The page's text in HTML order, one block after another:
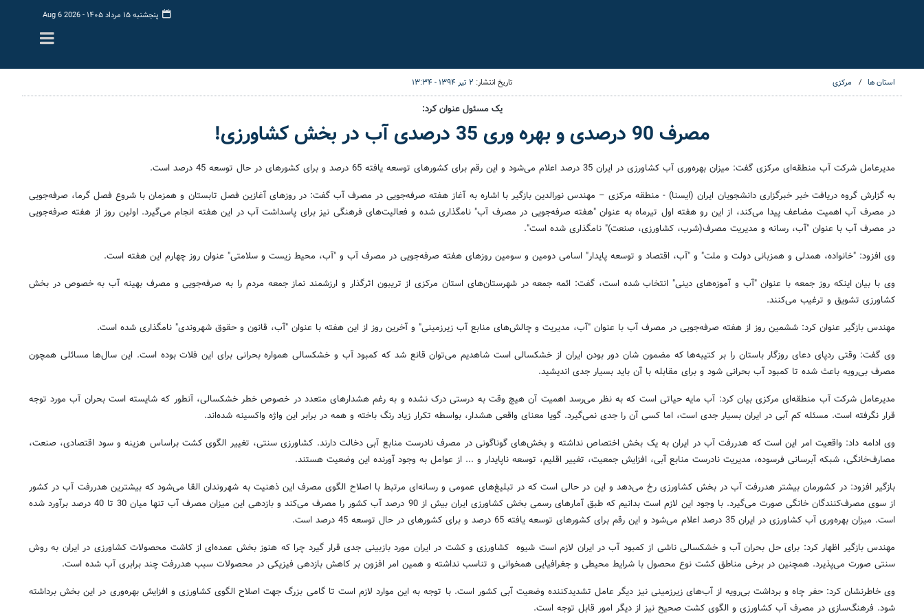
پنجشنبه ۱۵ مرداد ۱۴۰۵ - Aug 6 2026
استان ها مرکزی تاریخ انتشار: ۲ تیر ۱۳۹۴ - ۱۳:۳۴
یک مسئول عنوان کرد:
مصرف 90 درصدی و بهره وری 35 درصدی آب در بخش کشاورزی!
مدیرعامل شرکت آب منطقه‌ای مرکزی گفت: میزان بهره‌وری آب کشاورزی در ایران 35 درصد اعلام می‌شود و این رقم برای کشورهای توسعه یافته 65 درصد و برای کشورهای در حال توسعه 45 درصد است.
به گزارش گروه دریافت خبرخبرگزاری دانشجویان ایران (ایسنا) - منطقه مرکزی – مهندس نورالدین بازگیر با اشاره به آغاز هفته صرفه‌جویی در مصرف آب گفت: در روزهای آغازین فصل تابستان و همزمان با شروع فصل گرما، صرفه‌جویی
در مصرف آب اهمیت مضاعف پیدا می‌کند، از این رو هفته اول تیرماه به عنوان "هفته صرفه‌جویی در مصرف آب" نامگذاری شده و فعالیت‌های فرهنگی نیز برای پاسداشت آب در این هفته انجام می‌گیرد. اولین روز از هفته صرفه‌جویی
در مصرف آب با عنوان "آب، رسانه و مدیریت مصرف(شرب، کشاورزی، صنعت)" نامگذاری شده است".
وی افزود: "خانواده، همدلی و همزبانی دولت و ملت" و "آب، اقتصاد و توسعه پایدار" اسامی دومین و سومین روزهای هفته صرفه‌جویی در مصرف آب و "آب، محیط زیست و سلامتی" عنوان روز چهارم این هفته است.
وی با بیان اینکه روز جمعه با عنوان "آب و آموزه‌های دینی" انتخاب شده است، گفت: ائمه جمعه در شهرستان‌های استان مرکزی از تریبون اثرگذار و ارزشمند نماز جمعه مردم را به صرفه‌جویی و مصرف بهینه آب به خصوص در بخش
کشاورزی تشویق و ترغیب می‌کنند.
مهندس بازگیر عنوان کرد: ششمین روز از هفته صرفه‌جویی در مصرف آب با عنوان "آب، مدیریت و چالش‌های منابع آب زیرزمینی" و آخرین روز از این هفته با عنوان "آب، قانون و حقوق شهروندی" نامگذاری شده است.
وی گفت: وقتی ردپای دعای روزگار باستان را بر کتیبه‌ها که مضمون شان دور بودن ایران از خشکسالی است شاهدیم می‌توان قانع شد که کمبود آب و خشکسالی همواره بحرانی برای این فلات بوده است. این سال‌ها مسائلی همچون
مصرف بی‌رویه باعث شده تا کمبود آب بحرانی شود و برای مقابله با آن باید بسیار جدی اندیشید.
مدیرعامل شرکت آب منطقه‌ای مرکزی بیان کرد: آب مایه حیاتی است که به نظر می‌رسد اهمیت آن هیچ وقت به درستی درک نشده و به رغم هشدارهای متعدد در خصوص خطر خشکسالی، آنطور که شایسته است بحران آب مورد توجه
قرار نگرفته است. مسئله کم آبی در ایران بسیار جدی است، اما کسی آن را جدی نمی‌گیرد. گویا معنای واقعی هشدار، بواسطه تکرار زیاد رنگ باخته و همه در برابر این واژه واکسینه شده‌اند.
وی ادامه داد: واقعیت امر این است که هدررفت آب در ایران به یک بخش اختصاص نداشته و بخش‌های گوناگونی در مصرف نادرست منابع آبی دخالت دارند. کشاورزی سنتی، تغییر الگوی کشت براساس هزینه و سود اقتصادی، صنعت،
مصارف‌خانگی، شبکه آبرسانی فرسوده، مدیریت نادرست منابع آبی، افزایش جمعیت، تغییر اقلیم، توسعه ناپایدار و ... از عوامل به وجود آورنده این وضعیت هستند.
بازگیر افزود: در کشورمان بیشتر هدررفت آب در بخش کشاورزی رخ می‌دهد و این در حالی است که در تبلیغ‌های عمومی و رسانه‌ای مرتبط با اصلاح الگوی مصرف این ذهنیت به شهروندان القا می‌شود که بیشترین هدررفت آب در کشور
از سوی مصرف‌کنندگان خانگی صورت می‌گیرد. با وجود این لازم است بدانیم که طبق آمارهای رسمی بخش کشاورزی ایران بیش از 90 درصد آب کشور را مصرف می‌کند و بازدهی این میزان مصرف آب تنها میان 30 تا 40 درصد برآورد شده
است. میزان بهره‌وری آب کشاورزی در ایران 35 درصد اعلام می‌شود و این رقم برای کشورهای توسعه یافته 65 درصد و برای کشورهای در حال توسعه 45 درصد است.
مهندس بازگیر اظهار کرد: برای حل بحران آب و خشکسالی ناشی از کمبود آب در ایران لازم است شیوه کشاورزی و کشت در ایران مورد بازبینی جدی قرار گیرد چرا که هنوز بخش عمده‌ای از کاشت محصولات کشاورزی در ایران به روش
سنتی صورت می‌پذیرد. همچنین در برخی مناطق کشت نوع محصول با شرایط محیطی و جغرافیایی همخوانی و تناسب نداشته و همین امر افزون بر کاهش بازدهی فیزیکی در محصولات سبب هدررفت چند برابری آب شده است.
وی خاطرنشان کرد: حفر چاه و برداشت بی‌رویه از آب‌های زیرزمینی نیز دیگر عامل تشدیدکننده وضعیت آبی کشور است. با توجه به این موارد لازم است تا گامی بزرگ جهت اصلاح الگوی کشاورزی و افزایش بهره‌وری در این بخش برداشته
شود. فرهنگ‌سازی در مصرف آب کشاورزی و الگوی کشت صحیح نیز از دیگر امور قابل توجه است.